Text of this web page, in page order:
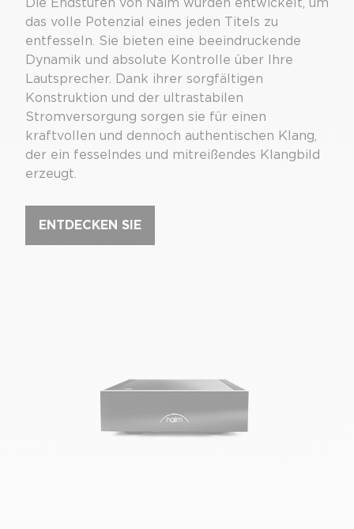
Die Endstufen von Naim wurden entwickelt, um
das volle Potenzial eines jeden Titels zu
entfesseln. Sie bieten eine beeindruckende
Dynamik und absolute Kontrolle über Ihre
Lautsprecher. Dank ihrer sorgfältigen
Konstruktion und der ultrastabilen
Stromversorgung sorgen sie für einen
kraftvollen und dennoch authentischen Klang,
der ein fesselndes und mitreißendes Klangbild
erzeugt.
ENTDECKEN SIE